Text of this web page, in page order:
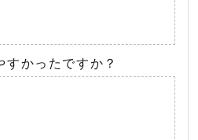
すかったですか？